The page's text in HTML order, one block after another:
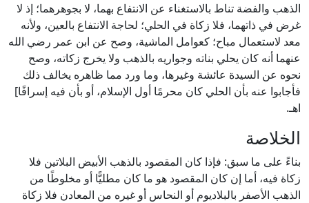
الذهب والفضة تناط بالاستغناء عن الانتفاع بهما، لا بجوهرهما؛ إذ لا
غرض في ذاتهما، فلا زكاة في الحلي؛ لحاجة الانتفاع بالعين، ولأنه
معد لاستعمال مباح؛ كعوامل الماشية، وصح عن ابن عمر رضي الله
عنهما أنه كان يحلي بناته وجواريه بالذهب ولا يخرج زكاته، وصح
نحوه عن السيدة عائشة وغيرها، وما ورد مما ظاهره يخالف ذلك
فأجابوا عنه بأن الحلي كان محرمًا أول الإسلام، أو بأن فيه إسرافًا]
اهـ.
الخلاصة
بناءً على ما سبق: فإذا كان المقصود بالذهب الأبيض البلاتين فلا
زكاة فيه، أما إن كان المقصود هو ما كان مطليًّا أو مخلوطًا من
الذهب الأصفر بالبلاديوم أو النحاس أو غيره من المعادن فلا زكاة